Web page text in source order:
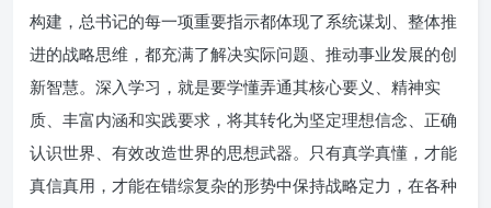
构建，总书记的每一项重要指示都体现了系统谋划、整体推
进的战略思维，都充满了解决实际问题、推动事业发展的创
新智慧。深入学习，就是要学懂弄通其核心要义、精神实
质、丰富内涵和实践要求，将其转化为坚定理想信念、正确
认识世界、有效改造世界的思想武器。只有真学真懂，才能
真信真用，才能在错综复杂的形势中保持战略定力，在各种